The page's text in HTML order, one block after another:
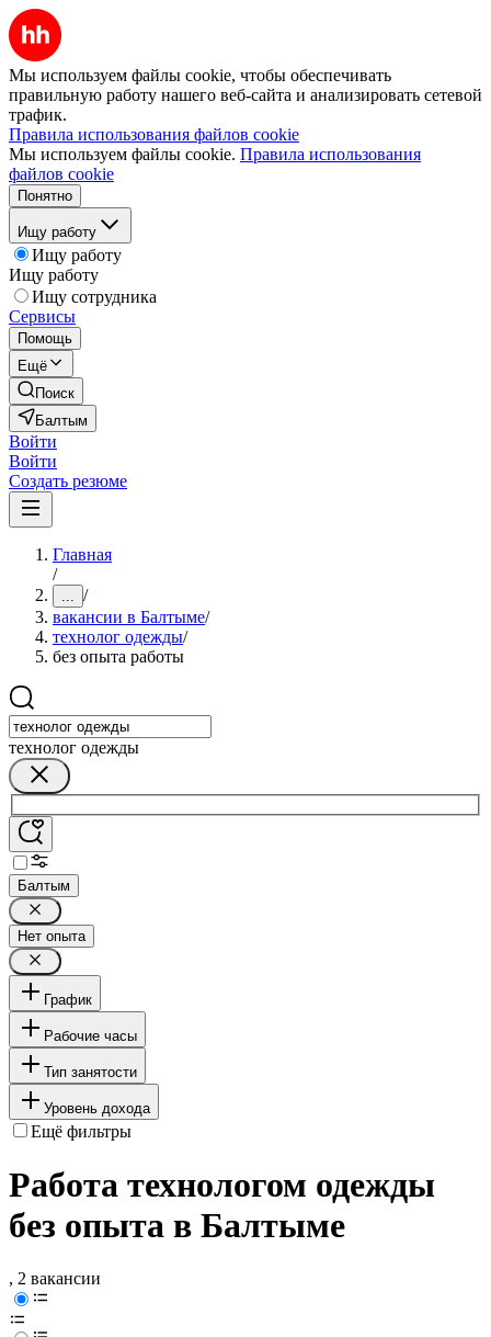
Мы используем файлы cookie, чтобы обеспечивать
правильную работу нашего веб-сайта и анализировать сетевой
трафик.
Правила использования файлов cookie
Мы используем файлы cookie. Правила использования
файлов cookie
Понятно
Ищу работу
Ищу работу
Ищу работу
Ищу сотрудника
Сервисы
Помощь
Ещё
Поиск
Балтым
Войти
Войти
Создать резюме
Главная
/
... /
вакансии в Балтыме/
технолог одежды/
без опыта работы
технолог одежды
Балтым
Нет опыта
График
Рабочие часы
Тип занятости
Уровень дохода
Ещё фильтры
Работа технологом одежды
без опыта в Балтыме
, 2 вакансии